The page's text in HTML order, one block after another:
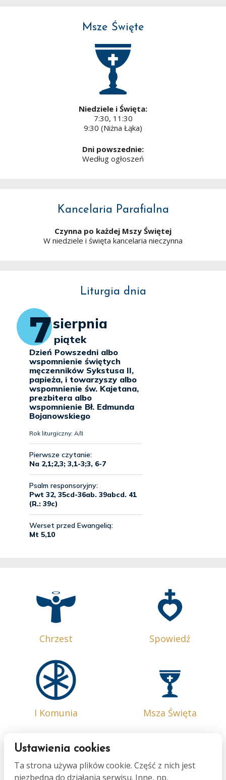
Msze Święte
Niedziele i Święta:
7:30, 11:30
9:30 (Niżna Łąka)
Dni powszednie:
Według ogłoszeń
Kancelaria Parafialna
Czynna po każdej Mszy Świętej
W niedziele i święta kancelaria nieczynna
Liturgia dnia
Chrzest Spowiedź
I Komunia Msza Święta
Ustawienia cookies
Ta strona używa plików cookie. Część z nich jest
niezbędna do działania serwisu. Inne, np.